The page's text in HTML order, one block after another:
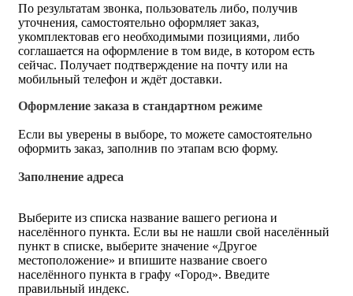
По результатам звонка, пользователь либо, получив
уточнения, самостоятельно оформляет заказ,
укомплектовав его необходимыми позициями, либо
соглашается на оформление в том виде, в котором есть
сейчас. Получает подтверждение на почту или на
мобильный телефон и ждёт доставки.
Оформление заказа в стандартном режиме
Если вы уверены в выборе, то можете самостоятельно
оформить заказ, заполнив по этапам всю форму.
Заполнение адреса
Выберите из списка название вашего региона и
населённого пункта. Если вы не нашли свой населённый
пункт в списке, выберите значение «Другое
местоположение» и впишите название своего
населённого пункта в графу «Город». Введите
правильный индекс.